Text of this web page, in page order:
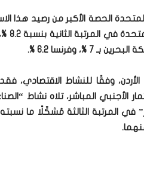
المتحدة الحصة الأكبر من رصيد هذا
في
وفقًا للنشاط الاقتصادي،
25.2 % من رصيد الاستثمار الأجنبي المباشر، تلاه